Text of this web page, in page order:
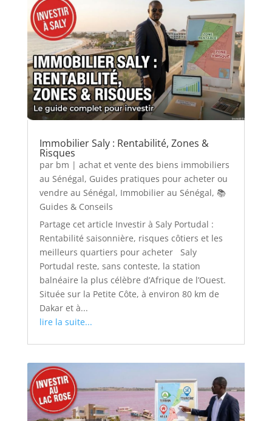
Immobilier Saly : Rentabilité, Zones &
Risques
par bm | achat et vente des biens immobiliers
au Sénégal, Guides pratiques pour acheter ou
vendre au Sénégal, Immobilier au Sénégal, 📚
Guides & Conseils
Partage cet article Investir à Saly Portudal :
Rentabilité saisonnière, risques côtiers et les
meilleurs quartiers pour acheter Saly
Portudal reste, sans conteste, la station
balnéaire la plus célèbre d’Afrique de l’Ouest.
Située sur la Petite Côte, à environ 80 km de
Dakar et à...
lire la suite...